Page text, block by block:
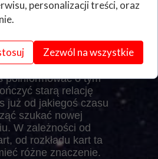
oznaczać wiele,
narodzin
ścieżki kariery,
nas że powinniśmy
na własną rękę,
poinformować o tym
starą relację
już od jakiegoś czasu
szukać nowej
W zależności od
od rozkładu kart ta
różne znaczenie.
personalizacji treści, oraz
Zezwól na wszystkie